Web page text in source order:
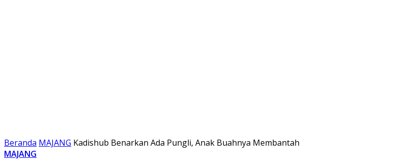
Beranda MAJANG Kadishub Benarkan Ada Pungli, Anak Buahnya Membantah
MAJANG